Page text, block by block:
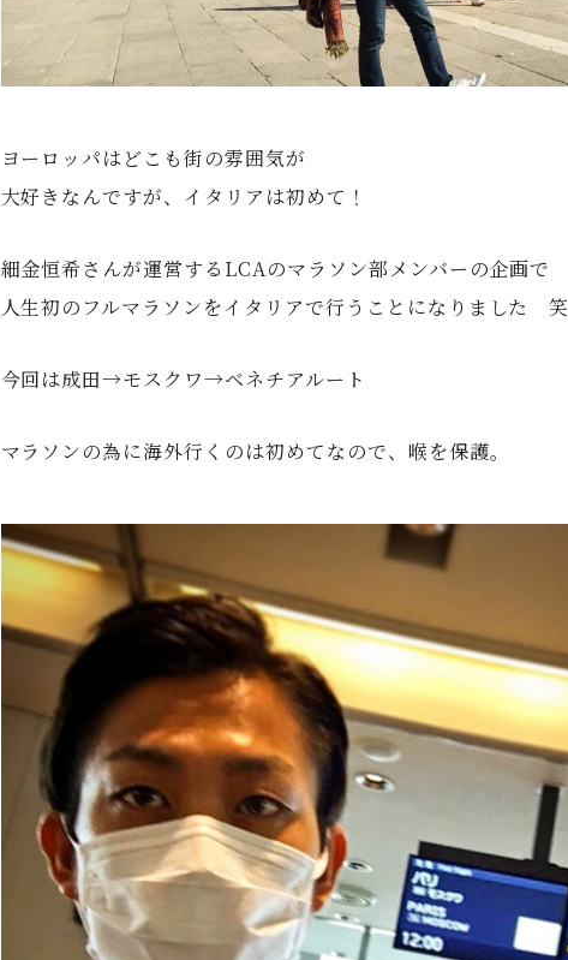
ヨーロッパはどこも街の雰囲気が
大好きなんですが、イタリアは初めて！
細金恒希さんが運営するLCAのマラソン部メンバーの企画で
人生初のフルマラソンをイタリアで行うことになりました 笑
今回は成田→モスクワ→ベネチアルート
マラソンの為に海外行くのは初めてなので、喉を保護。